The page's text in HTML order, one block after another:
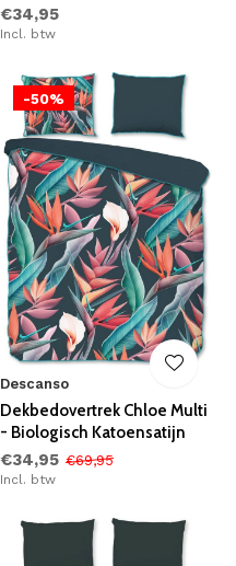
€34,95
Incl. btw
-50%
Descanso
Dekbedovertrek Chloe Multi
- Biologisch Katoensatijn
€34,95 €69,95
Incl. btw